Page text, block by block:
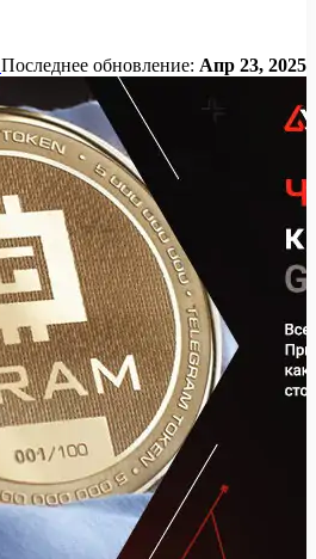
Последнее обновление: Апр 23, 2025